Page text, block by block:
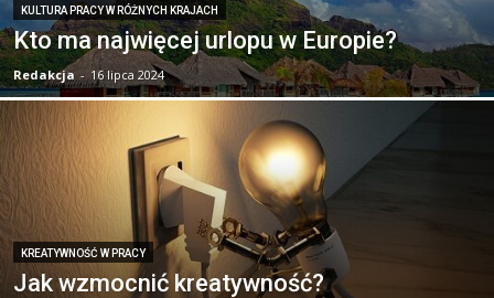
KULTURA PRACY W RÓŻNYCH KRAJACH
Kto ma najwięcej urlopu w Europie?
Redakcja - 16 lipca 2024
KREATYWNOŚĆ W PRACY
Jak wzmocnić kreatywność?